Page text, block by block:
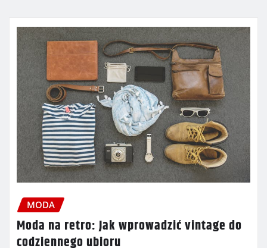
MODA
Moda na retro: Jak wprowadzić vintage do
codziennego ubioru